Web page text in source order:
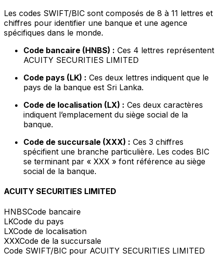
Les codes SWIFT/BIC sont composés de 8 à 11 lettres et
chiffres pour identifier une banque et une agence
spécifiques dans le monde.
Code bancaire (HNBS) : Ces 4 lettres représentent
ACUITY SECURITIES LIMITED
Code pays (LK) : Ces deux lettres indiquent que le
pays de la banque est Sri Lanka.
Code de localisation (LX) : Ces deux caractères
indiquent l’emplacement du siège social de la
banque.
Code de succursale (XXX) : Ces 3 chiffres
spécifient une branche particulière. Les codes BIC
se terminant par « XXX » font référence au siège
social de la banque.
ACUITY SECURITIES LIMITED
HNBSCode bancaire
LKCode du pays
LXCode de localisation
XXXCode de la succursale
Code SWIFT/BIC pour ACUITY SECURITIES LIMITED